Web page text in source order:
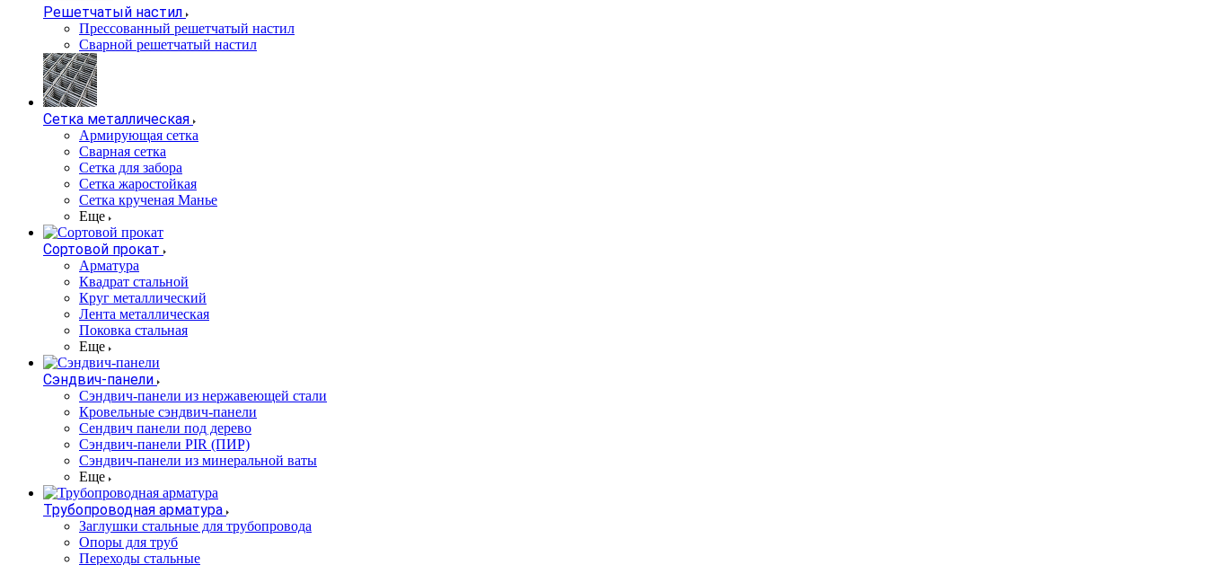
Решетчатый настил
Прессованный решетчатый настил
Сварной решетчатый настил
Сетка металлическая
Армирующая сетка
Сварная сетка
Сетка для забора
Сетка жаростойкая
Сетка крученая Манье
Еще
Сортовой прокат
Арматура
Квадрат стальной
Круг металлический
Лента металлическая
Поковка стальная
Еще
Сэндвич-панели
Cэндвич-панели из нержавеющей стали
Кровельные сэндвич-панели
Сендвич панели под дерево
Сэндвич-панели PIR (ПИР)
Сэндвич-панели из минеральной ваты
Еще
Трубопроводная арматура
Заглушки стальные для трубопровода
Опоры для труб
Переходы стальные